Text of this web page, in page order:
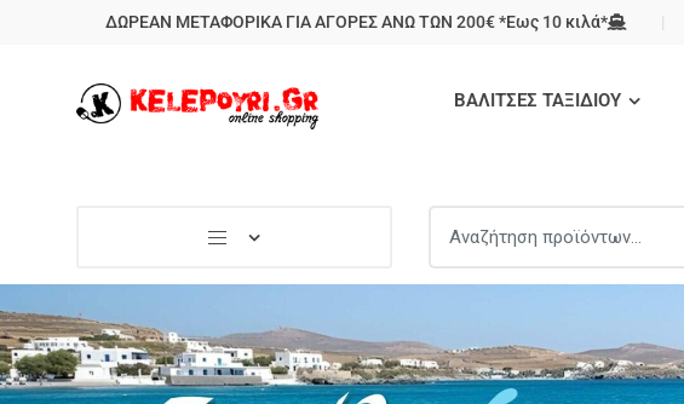
ΔΩΡΕΑΝ ΜΕΤΑΦΟΡΙΚΑ ΓΙΑ ΑΓΟΡΕΣ ΑΝΩ ΤΩΝ 200€ *Εως 10 κιλά*
ΒΑΛΙΤΣΕΣ ΤΑΞΙΔΙΟΥ